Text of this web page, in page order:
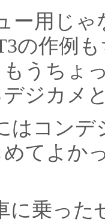
ー用じ
の作例
もうちょ
ジカメ
はコンデ
てよか
に乗っ